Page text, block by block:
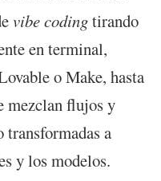
vibe codingtirando
en terminal,
o Make, hasta
mezclan flujos y
transformadas a
y los modelos.